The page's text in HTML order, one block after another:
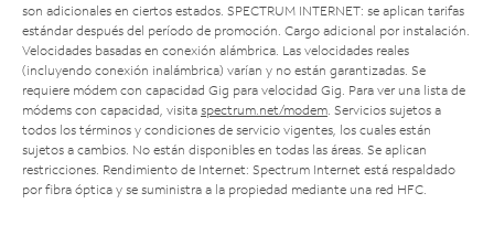
son adicionales en ciertos estados. SPECTRUM INTERNET: se aplican tarifas
estándar después del período de promoción. Cargo adicional por instalación.
Velocidades basadas en conexión alámbrica. Las velocidades reales
(incluyendo conexión inalámbrica) varían y no están garantizadas. Se
requiere módem con capacidad Gig para velocidad Gig. Para ver una lista de
módems con capacidad, visita spectrum.net/modem . Servicios sujetos a
todos los términos y condiciones de servicio vigentes, los cuales están
sujetos a cambios. No están disponibles en todas las áreas. Se aplican
restricciones. Rendimiento de Internet: Spectrum Internet está respaldado
por fibra óptica y se suministra a la propiedad mediante una red HFC.